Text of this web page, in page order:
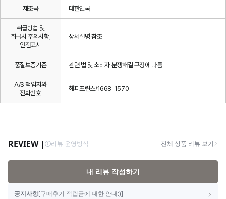
제조국 대한민국
취급방법 및
취급시 주의사항,
안전표시
상세설명 참조
품질보증기준 관련 법 및 소비자 분쟁해결 규정에 따름
A/S 책임자와
전화번호
해피프린스/1668-1570